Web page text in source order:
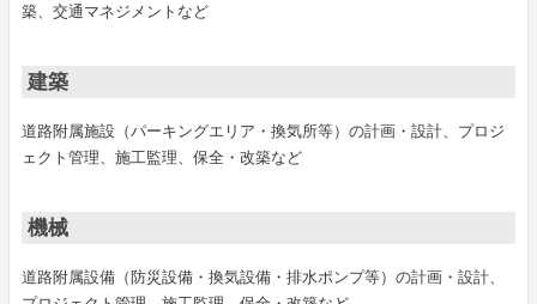
築、交通マネジメントなど
建築
道路附属施設（パーキングエリア・換気所等）の計画・設計、プロジ
ェクト管理、施工監理、保全・改築など
機械
道路附属設備（防災設備・換気設備・排水ポンプ等）の計画・設計、